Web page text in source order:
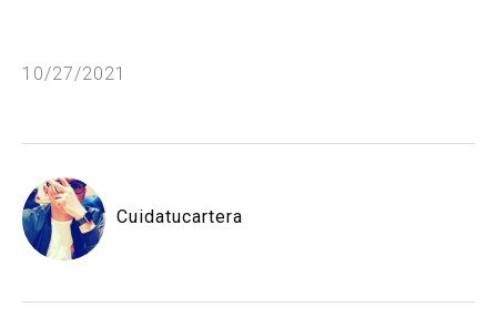
10/27/2021
Cuidatucartera